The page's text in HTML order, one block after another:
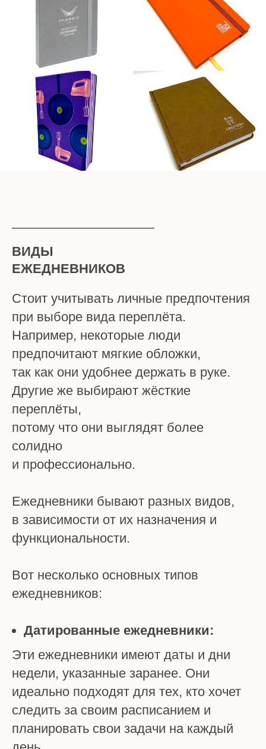
ВИДЫ
ЕЖЕДНЕВНИКОВ
Стоит учитывать личные предпочтения
при выборе вида переплёта.
Например, некоторые люди
предпочитают мягкие обложки,
так как они удобнее держать в руке.
Другие же выбирают жёсткие
переплёты,
потому что они выглядят более
солидно
и профессионально.
Ежедневники бывают разных видов,
в зависимости от их назначения и
функциональности.
Вот несколько основных типов
ежедневников:
Датированные ежедневники:
Эти ежедневники имеют даты и дни
недели, указанные заранее. Они
идеально подходят для тех, кто хочет
следить за своим расписанием и
планировать свои задачи на каждый